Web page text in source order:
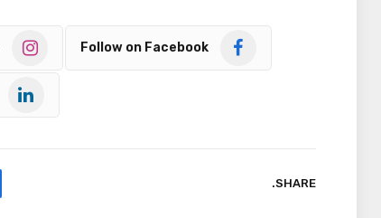
Follow on Facebook
SHARE.